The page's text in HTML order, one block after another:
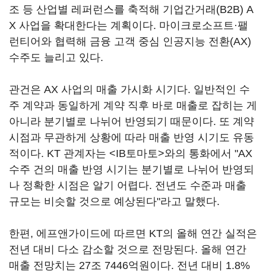
조 등 산업별 레퍼런스를 축적해 기업간거래(B2B) A
X 사업을 확대한다는 계획이다. 마이크로소프트·팰
런티어와 협력해 금융 고객 중심 인공지능 전환(AX)
수주도 늘리고 있다.
관건은 AX 사업의 매출 가시화 시기다. 일반적인 수
주 계약과 동일하게 계약 직후 바로 매출로 잡히는 게
아니라 분기별로 나뉘어 반영되기 때문이다. 또 계약
시점과 무관하게 상황에 따라 매출 반영 시기도 유동
적이다. KT 관계자는 <IB토마토>와의 통화에서 "AX
수주 건의 매출 반영 시기는 분기별로 나뉘어 반영되
나 정확한 시점은 알기 어렵다. 전년도 수준과 매출
규모는 비슷할 것으로 예상된다"라고 말했다.
한편, 에프앤가이드에 따르면 KT의 올해 연간 실적은
전년 대비 다소 감소할 것으로 전망된다. 올해 연간
매출 전망치는 27조 7446억원이다. 전년 대비 1.8%